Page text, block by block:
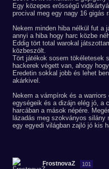
Egy közepes erősségű
procival meg egy nagy 16 gigás
Nekem minden hiba nélkül fut a
annyi a hiba hogy harc közbe
Eddig tört total warokal
közbeszólt.
Tört játékok sosem tökéletesek
hackerek végett van, ahogy
Eredetin sokkal jobb és lehet
akárkivel.
Nekem a vámpírok és a
egységeik és a dizájn elég jó, a
harcában a mások népére.
lázadás meg szokványos silány
egy egyedi világban zajló jó kis
FrostnovaZ 101